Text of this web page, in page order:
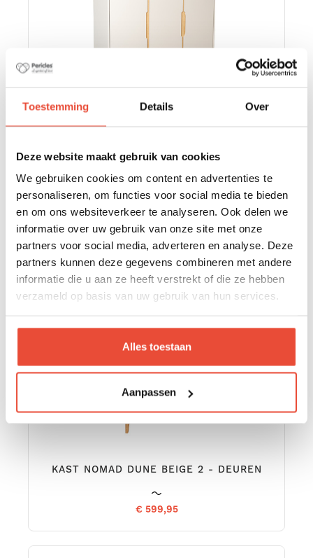
Toestemming Details Over
Deze website maakt gebruik van cookies
We gebruiken cookies om content en advertenties te
personaliseren, om functies voor social media te bieden
en om ons websiteverkeer te analyseren. Ook delen we
informatie over uw gebruik van onze site met onze
partners voor social media, adverteren en analyse. Deze
partners kunnen deze gegevens combineren met andere
informatie die u aan ze heeft verstrekt of die ze hebben
verzameld op basis van uw gebruik van hun services.
Alles toestaan
Aanpassen
KAST NOMAD DUNE BEIGE 3 - DEUREN
€ 749,95
KAST NOMAD DUNE BEIGE 2 - DEUREN
€ 599,95